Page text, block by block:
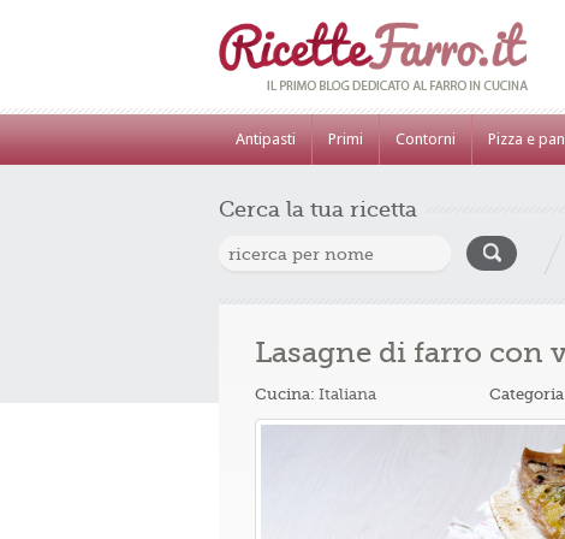
Antipasti Primi Contorni Pizza e
Cerca la tua ricetta
Lasagne di farro con
Cucina: Italiana